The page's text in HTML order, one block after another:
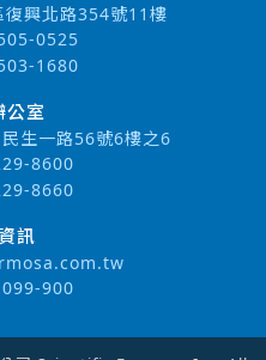
興北路354號11樓
0525
1680
公室
生一路56號6樓之6
8600
8660
訊
900